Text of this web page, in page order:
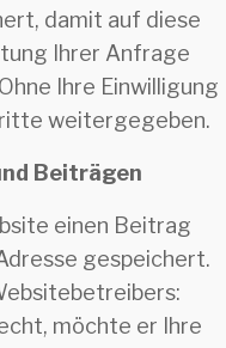
damit auf diese
Ihrer Anfrage
Ihre Einwilligung
weitergegeben.
Beiträgen
einen Beitrag
gespeichert.
möchte er Ihre